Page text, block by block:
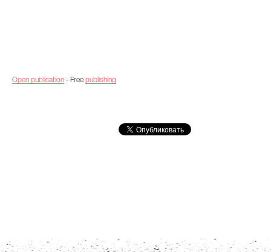
Open publication - Free publishing